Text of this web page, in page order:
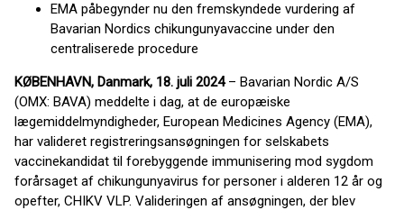
EMA påbegynder nu den fremskyndede vurdering af
Bavarian Nordics chikungunyavaccine under den
centraliserede procedure
KØBENHAVN, Danmark, 18. juli 2024– Bavarian Nordic A/S
(OMX: BAVA) meddelte i dag, at de europæiske
lægemiddelmyndigheder, European Medicines Agency (EMA),
har valideret registreringsansøgningen for selskabets
vaccinekandidat til forebyggende immunisering mod sygdom
forårsaget af chikungunyavirus for personer i alderen 12 år og
opefter, CHIKV VLP. Valideringen af ansøgningen, der blev